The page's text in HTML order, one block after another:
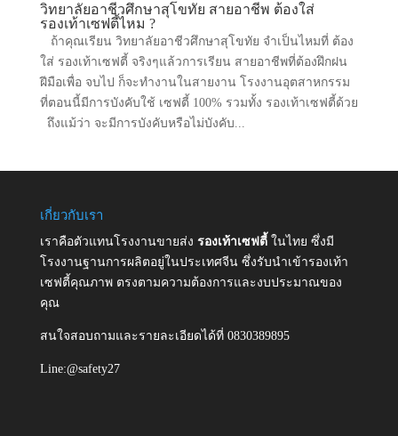
วิทยาลัยอาชีวศึกษาสุโขทัย สายอาชีพ ต้องใส่
รองเท้าเซฟตี้ไหม ?
ถ้าคุณเรียน วิทยาลัยอาชีวศึกษาสุโขทัย จำเป็นไหมที่ ต้อง
ใส่ รองเท้าเซฟตี้ จริงๆแล้วการเรียน สายอาชีพที่ต้องฝึกฝน
ฝีมือเพื่อ จบไป ก็จะทำงานในสายงาน โรงงานอุตสาหกรรม
ที่ตอนนี้มีการบังคับใช้ เซฟตี้ 100% รวมทั้ง รองเท้าเซฟตี้ด้วย
ถึงแม้ว่า จะมีการบังคับหรือไม่บังคับ...
เกี่ยวกับเรา
เราคือตัวแทนโรงงานขายส่ง รองเท้าเซฟตี้ ในไทย ซึ่งมี
โรงงานฐานการผลิตอยู่ในประเทศจีน ซึ่งรับนำเข้ารองเท้า
เซฟตี้คุณภาพ ตรงตามความต้องการและงบประมาณของ
คุณ
สนใจสอบถามและรายละเอียดได้ที่ 0830389895
Line:@safety27